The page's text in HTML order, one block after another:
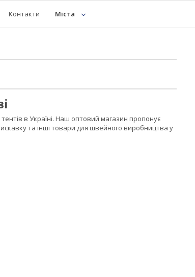
Контакти Міста
в Україні. Наш оптовий магазин пропонує
та інші товари для швейного виробництва у